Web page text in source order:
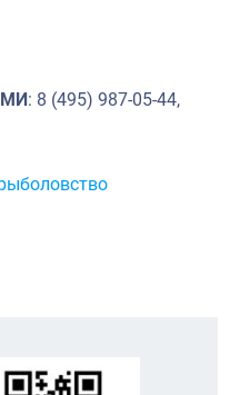
: 8 (495) 987-05-44,